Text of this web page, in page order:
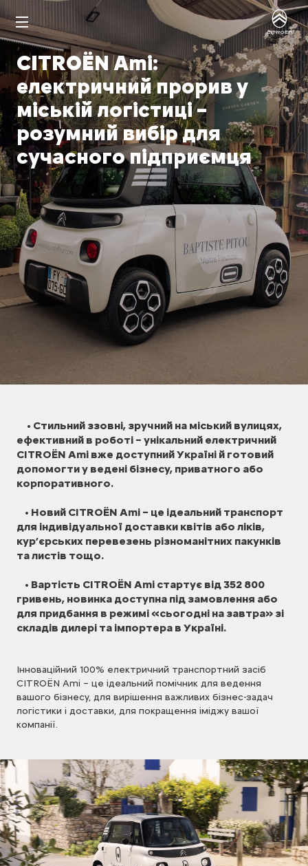
CITROЁN Ami:
електричний прорив у
міській логістиці –
розумний вибір для
сучасного підприємця
• Стильний ззовні, зручний на міський вулицях,
ефективний в роботі – унікальний електричний
CITROЁN Ami вже доступний Україні й готовий
допомогти у ведені бізнесу, приватного або
корпоративного.
• Новий CITROЁN Ami – це ідеальний транспорт
для індивідуальної доставки квітів або ліків,
кур’єрських перевезень різноманітних пакунків
та листів тощо.
• Вартість CITROЁN Ami стартує від 352 800
гривень, новинка доступна під замовлення або
для придбання в режимі «сьогодні на завтра» зі
складів дилері та імпортера в Україні.
Інноваційний 100% електричний транспортний засіб
CITROЁN Ami – це ідеальний помічник для ведення
вашого бізнесу, для вирішення важливих бізнес-задач
логістики і доставки, для покращення іміджу вашої
компанії.